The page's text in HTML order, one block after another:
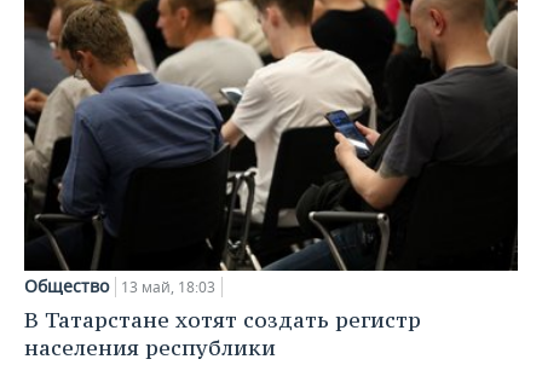
Общество 13 май, 18:03
В Татарстане хотят создать регистр
населения республики